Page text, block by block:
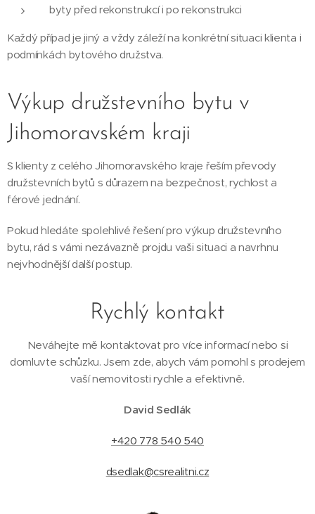
byty před rekonstrukcí i po rekonstrukci
Každý případ je jiný a vždy záleží na konkrétní situaci klienta i
podmínkách bytového družstva.
Výkup družstevního bytu v
Jihomoravském kraji
S klienty z celého Jihomoravského kraje řeším převody
družstevních bytů s důrazem na bezpečnost, rychlost a
férové jednání.
Pokud hledáte spolehlivé řešení pro výkup družstevního
bytu, rád s vámi nezávazně projdu vaši situaci a navrhnu
nejvhodnější další postup.
Rychlý kontakt
Neváhejte mě kontaktovat pro více informací nebo si
domluvte schůzku. Jsem zde, abych vám pomohl s prodejem
vaší nemovitosti rychle a efektivně.
David Sedlák
+420 778 540 540
dsedlak@csrealitni.cz